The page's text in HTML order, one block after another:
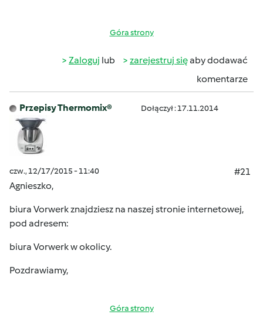
Góra strony
Zaloguj lub zarejestruj sięaby dodawać
komentarze
Przepisy Thermomix® Dołączył : 17.11.2014
czw., 12/17/2015 - 11:40
#21
Agnieszko,
biura Vorwerk znajdziesz na naszej stronie internetowej,
pod adresem:
biura Vorwerk w okolicy.
Pozdrawiamy,
Góra strony